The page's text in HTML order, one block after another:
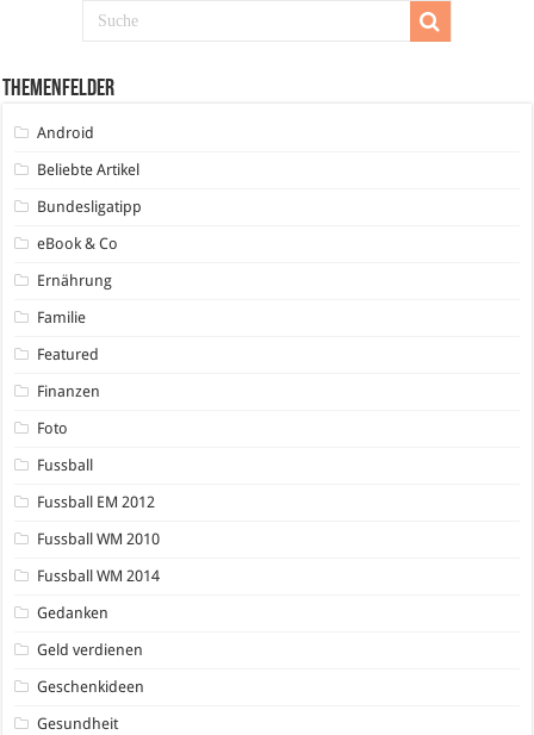
Themenfelder
Android
Beliebte Artikel
Bundesligatipp
eBook & Co
Ernährung
Familie
Featured
Finanzen
Foto
Fussball
Fussball EM 2012
Fussball WM 2010
Fussball WM 2014
Gedanken
Geld verdienen
Geschenkideen
Gesundheit